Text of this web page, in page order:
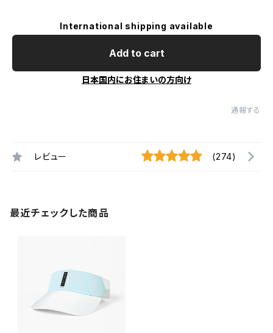
International shipping available
Add to cart
日本国内にお住まいの方向け
通報する
レビュー (274)
最近チェックした商品